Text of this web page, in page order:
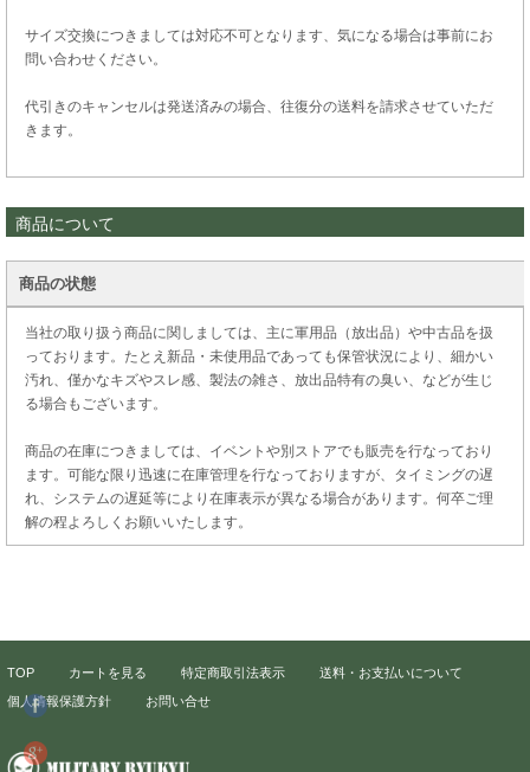
サイズ交換につきましては対応不可となります、気になる場合は事前にお
問い合わせください。
代引きのキャンセルは発送済みの場合、往復分の送料を請求させていただ
きます。
商品について
商品の状態
当社の取り扱う商品に関しましては、主に軍用品（放出品）や中古品を扱
っております。たとえ新品・未使用品であっても保管状況により、細かい
汚れ、僅かなキズやスレ感、製法の雑さ、放出品特有の臭い、などが生じ
る場合もございます。
商品の在庫につきましては、イベントや別ストアでも販売を行なっており
ます。可能な限り迅速に在庫管理を行なっておりますが、タイミングの遅
れ、システムの遅延等により在庫表示が異なる場合があります。何卒ご理
解の程よろしくお願いいたします。
TOP カートを見る 特定商取引法表示
送料・お支払いについて
個人情報保護方針
お問い合せ